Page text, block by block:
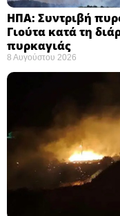
ΗΠΑ: Συντριβή
Γιούτα κατά τη
πυρκαγιάς ​
8 Αυγούστου 2026